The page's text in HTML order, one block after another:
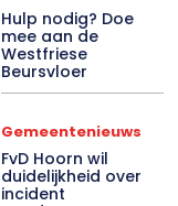
Hulp nodig? Doe
mee aan de
Westfriese
Beursvloer
Gemeentenieuws
FvD Hoorn wil
duidelijkheid over
incident